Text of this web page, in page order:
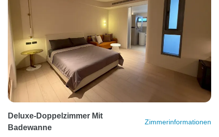
Deluxe-Doppelzimmer Mit
Badewanne
Zimmerinformationen